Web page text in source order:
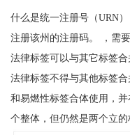
什么是统一注册号（URN
注册该州的注册码。 ，需
法律标签可以与其它标签合
法律标签不得与其他标签
和易燃性标签合体使用，
个整体，但仍然是两个立的